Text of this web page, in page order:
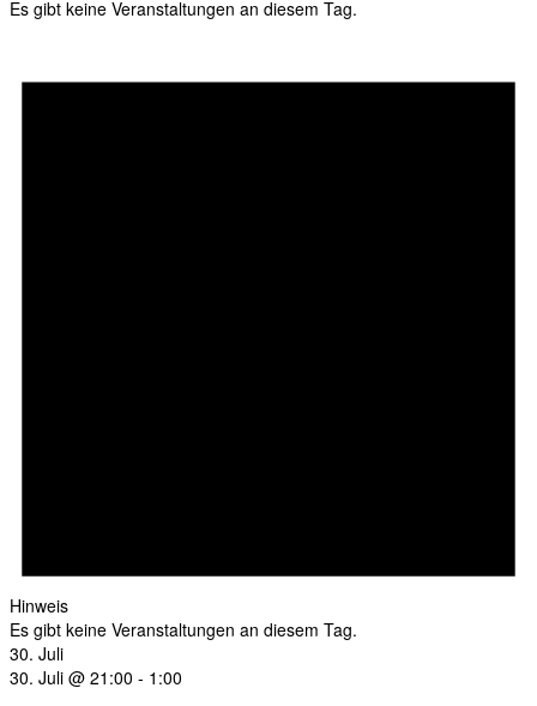
Es gibt keine Veranstaltungen an diesem Tag.
Hinweis
Es gibt keine Veranstaltungen an diesem Tag.
30. Juli
30. Juli @ 21:00 - 1:00